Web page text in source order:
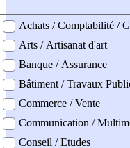
professionel
Achats / Comptabilité /
Arts / Artisanat d'art
Banque / Assurance
Bâtiment / Travaux
Commerce / Vente
Communication /
Conseil / Etudes